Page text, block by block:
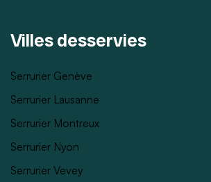
Villes desservies
Serrurier Genève
Serrurier Lausanne
Serrurier Montreux
Serrurier Nyon
Serrurier Vevey